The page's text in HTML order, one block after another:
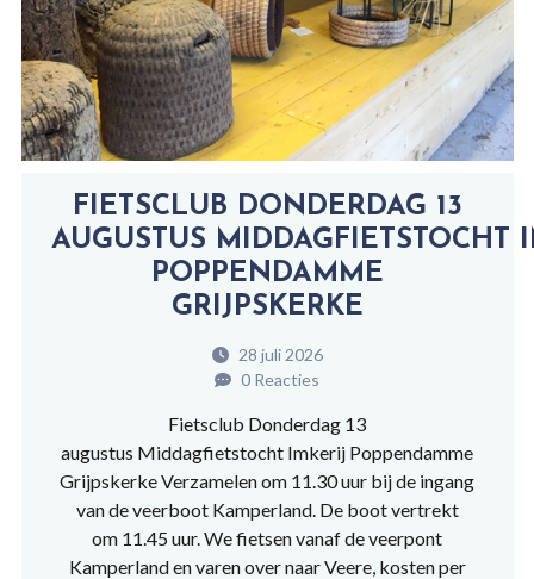
FIETSCLUB DONDERDAG 13
AUGUSTUS MIDDAGFIETSTOCHT
POPPENDAMME
GRIJPSKERKE
28 juli 2026
0 Reacties
Fietsclub Donderdag 13
augustus Middagfietstocht Imkerij Poppendamme
Grijpskerke Verzamelen om 11.30 uur bij de ingang
van de veerboot Kamperland. De boot vertrekt
om 11.45 uur. We fietsen vanaf de veerpont
Kamperland en varen over naar Veere, kosten per